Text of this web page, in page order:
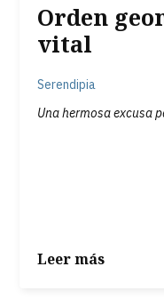
Orden
vital
Serendipia
Una hermosa excusa
Leer más